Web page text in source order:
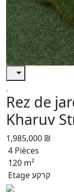
Rez de
Kharuv
1,985,000 ₪
4 Pièces
120 m²
Etage קרקע